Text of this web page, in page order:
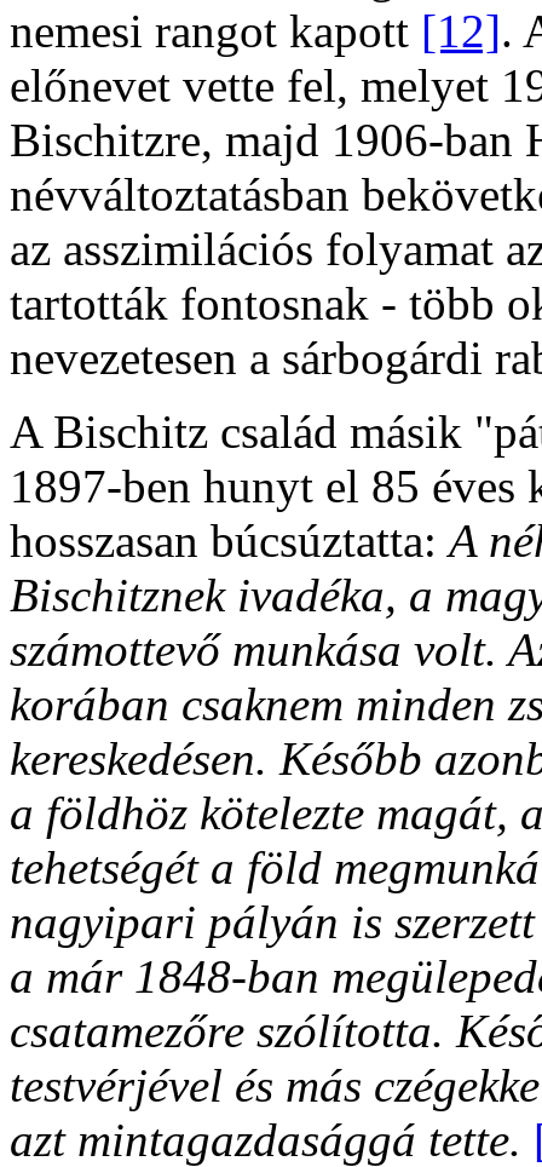
nemesi rangot kapott [12].
előnevet vette fel, melyet
Bischitzre, majd 1906-ban
névváltoztatásban
az asszimilációs folyamat
tartották fontosnak - több
nevezetesen a sárbogárdi
A Bischitz család másik
1897-ben hunyt el 85 éves
hosszasan búcsúztatta:A
Bischitznek ivadéka, a
számottevő munkása volt.
korában csaknem minden
kereskedésen. Később
a földhöz kötelezte magát,
tehetségét a föld
nagyipari pályán is szerzett
a már 1848-ban
csatamezőre szólította.
testvérjével és más
azt mintagazdasággá tette.